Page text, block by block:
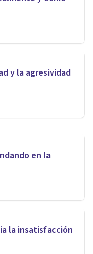
y la agresividad
negro
en la
la insatisfacción